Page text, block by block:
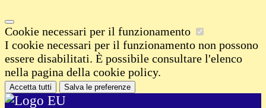
Cookie necessari per il funzionamento
I cookie necessari per il funzionamento non possono
essere disabilitati. È possibile consultare l'elenco
nella pagina della cookie policy.
Accetta tutti Salva le preferenze